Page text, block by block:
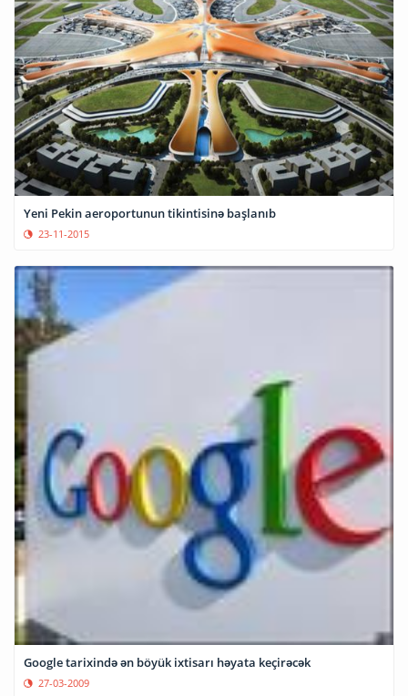
Yeni Pekin aeroportunun tikintisinə başlanıb
23-11-2015
Google tarixində ən böyük ixtisarı həyata keçirəcək
27-03-2009